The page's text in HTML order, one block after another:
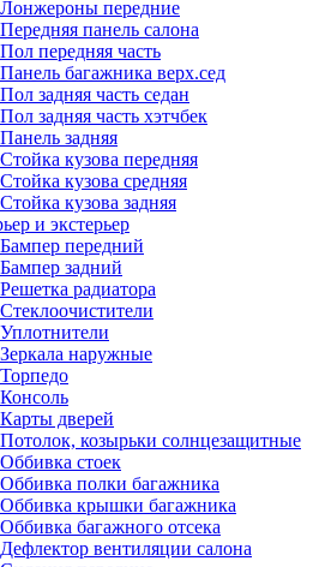
Лонжероны передние
Передняя панель салона
Пол передняя часть
Панель багажника верх.сед
Пол задняя часть седан
Пол задняя часть хэтчбек
Панель задняя
Стойка кузова передняя
Стойка кузова средняя
Стойка кузова задняя
и экстерьер
Бампер передний
Бампер задний
Решетка радиатора
Стеклоочистители
Уплотнители
Зеркала наружные
Торпедо
Консоль
Карты дверей
Потолок, козырьки солнцезащитные
Оббивка стоек
Оббивка полки багажника
Оббивка крышки багажника
Оббивка багажного отсека
Дефлектор вентиляции салона